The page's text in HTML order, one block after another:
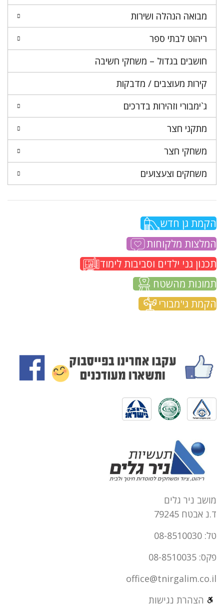
מבואה הנהלה ושירות
ריהוט לבתי ספר
חושבים בגדול – משחקי חשיבה
קירות מעוצבים / מדבקות
ג`ימבורי וזהירות בדרכים
מתקני חצר
משחקי חצר
משחקים וצעצועים
הקמת גן חדש
המלצות מלקוחות
תכנון גני ילדים וסביבות לימוד
תמונות מהשטח
הקמת גי'מבורי
מושב ניר גלים
ד.נ אבטח 79245
טל: 08-8510030
פקס: 08-8510035
office@tnirgalim.co.il
הצהרת נגישות